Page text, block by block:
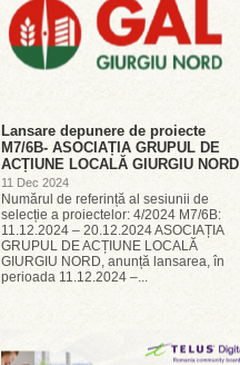
Lansare depunere de proiecte
M7/6B- ASOCIAȚIA GRUPUL DE
ACȚIUNE LOCALĂ GIURGIU NORD
11 Dec 2024
Numărul de referință al sesiunii de
selecție a proiectelor: 4/2024 M7/6B:
11.12.2024 – 20.12.2024 ASOCIAȚIA
GRUPUL DE ACȚIUNE LOCALĂ
GIURGIU NORD, anunță lansarea, în
perioada 11.12.2024 –...